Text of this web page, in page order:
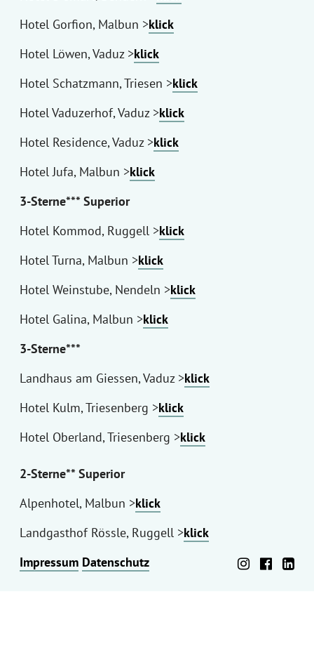
Hotel Gorfion, Malbun >klick
Hotel Löwen, Vaduz >klick
Hotel Schatzmann, Triesen >klick
Hotel Vaduzerhof, Vaduz >klick
Hotel Residence, Vaduz >klick
Hotel Jufa, Malbun >klick
3-Sterne*** Superior
Hotel Kommod, Ruggell >klick
Hotel Turna, Malbun >klick
Hotel Weinstube, Nendeln >klick
Hotel Galina, Malbun >klick
3-Sterne***
Landhaus am Giessen, Vaduz >klick
Hotel Kulm, Triesenberg >klick
Hotel Oberland, Triesenberg >klick
2-Sterne** Superior
Alpenhotel, Malbun >klick
Landgasthof Rössle, Ruggell >klick
Impressum Datenschutz